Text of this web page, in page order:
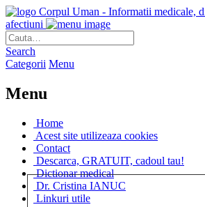
Corpul Uman - Informatii medicale,
afectiuni
Search
Categorii Menu
Menu
Home
Acest site utilizeaza cookies
Contact
Descarca, GRATUIT, cadoul tau!
Dictionar medical
Dr. Cristina IANUC
Linkuri utile